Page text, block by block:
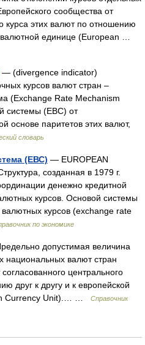
сообщества от
курса этих валют по отношению
валютной единице (European …
— (divergence indicator)
курсов валют стран –
(Exchange Rate Mechanism
системы (ЕВС) от
основе паритетов этих валют,
словарь
(ЕВС) — EUROPEAN
созданная в 1979 г.
денежно кредитной
курсов. Основой системы
курсов (exchange rate
по экономике
допустимая величина
национальных валют стран
центрального
друг к другу и к европейской
Currency Unit).… …
Справочник